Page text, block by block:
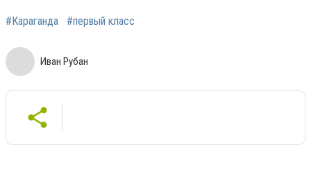
#Караганда #первый класс
Иван Рубан